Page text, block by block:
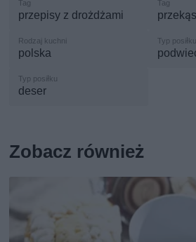
przepisy z drożdżami
polska
deser
Zobacz również